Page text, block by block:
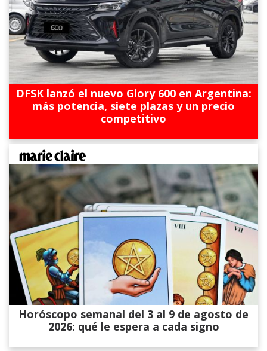
DFSK lanzó el nuevo Glory 600 en Argentina:
más potencia, siete plazas y un precio
competitivo
Horóscopo semanal del 3 al 9 de agosto de
2026: qué le espera a cada signo